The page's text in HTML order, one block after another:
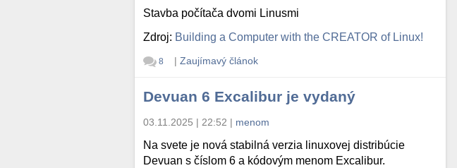
Stavba počítača dvomi Linusmi
Zdroj: Building a Computer with the CREATOR of Linux!
8 | Zaujímavý článok
Devuan 6 Excalibur je vydaný
03.11.2025 | 22:52 | menom
Na svete je nová stabilná verzia linuxovej distribúcie
Devuan s číslom 6 a kódovým menom Excalibur.